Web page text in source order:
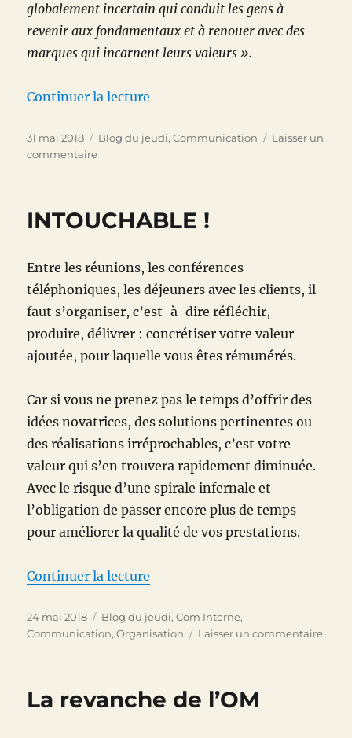
globalement incertain qui conduit les gens à
revenir aux fondamentaux et à renouer avec des
marques qui incarnent leurs valeurs ».
Continuer la lecture
Publié
le
31 mai 2018 Catégories
Blog du jeudi,Communication
Laisser un
commentairesur
a
jours
devant
INTOUCHABLE !
Entre les réunions, les conférences
téléphoniques, les déjeuners avec les clients, il
faut s’organiser, c’est-à-dire réfléchir,
produire, délivrer : concrétiser votre valeur
ajoutée, pour laquelle vous êtes rémunérés.
Car si vous ne prenez pas le temps d’offrir des
idées novatrices, des solutions pertinentes ou
des réalisations irréprochables, c’est votre
valeur qui s’en trouvera rapidement diminuée.
Avec le risque d’une spirale infernale et
l’obligation de passer encore plus de temps
pour améliorer la qualité de vos prestations.
Continuer la lecture
Publié
le
24 mai 2018 Catégories
Blog du jeudi,Com Interne,
Communication,Organisation Laisser un commentairesur
La revanche de l’OM